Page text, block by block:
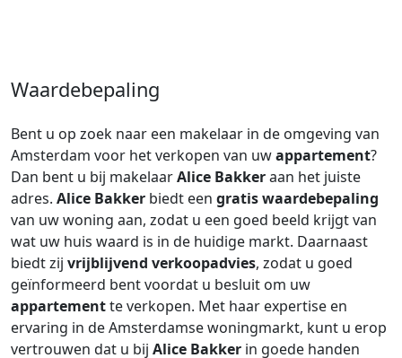
Waardebepaling
Bent u op zoek naar een makelaar in de omgeving van
Amsterdam voor het verkopen van uwappartement?
Dan bent u bij makelaarAlice Bakkeraan het juiste
adres. Alice Bakker biedt een gratis waardebepaling
van uw woning aan, zodat u een goed beeld krijgt van
wat uw huis waard is in de huidige markt. Daarnaast
biedt zij vrijblijvend verkoopadvies, zodat u goed
geïnformeerd bent voordat u besluit om uw
appartementte verkopen. Met haar expertise en
ervaring in de Amsterdamse woningmarkt, kunt u erop
vertrouwen dat u bij Alice Bakker in goede handen